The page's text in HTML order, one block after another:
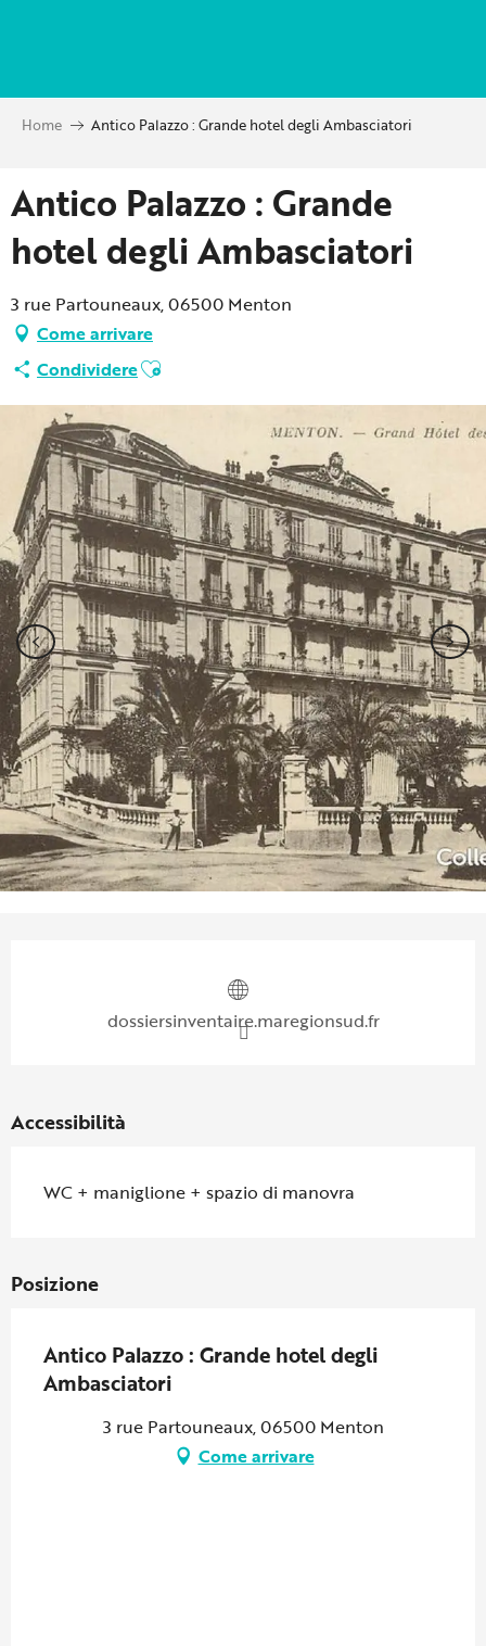
principal
Home Antico Palazzo : Grande hotel degli Ambasciatori
Antico Palazzo : Grande
hotel degli Ambasciatori
3 rue Partouneaux, 06500 Menton
Come arrivare
CondividereAjouter aux favoris
dossiersinventaire.maregionsud.fr
Accessibilità
WC + maniglione + spazio di manovra
Posizione
Antico Palazzo : Grande hotel degli
Ambasciatori
3 rue Partouneaux, 06500 Menton
Come arrivare